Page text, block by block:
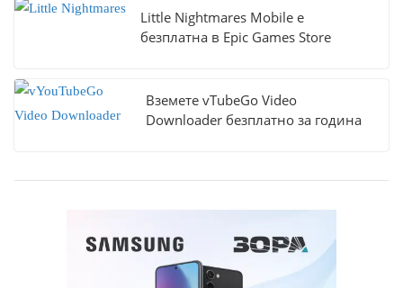
Little Nightmares Mobile е
безплатна в Epic Games Store
Вземете vTubeGo Video
Downloader безплатно за година